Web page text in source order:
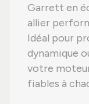
Garrett en
allier
Idéal pour
dynamique
votre
fiables à